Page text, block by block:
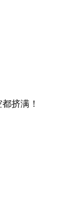
挤满！